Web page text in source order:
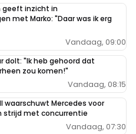
geeft inzicht in
met Marko: "Daar was ik erg
Vandaag, 09:00
dolt: "Ik heb gehoord dat
zou komen!"
Vandaag, 08:15
waarschuwt Mercedes voor
strijd met concurrentie
Vandaag, 07:30